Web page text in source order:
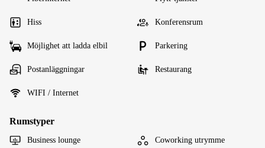
Hiss Konferensrum
Möjlighet att ladda elbil Parkering
Postanläggningar Restaurang
WIFI / Internet
Rumstyper
Business lounge Coworking utrymme